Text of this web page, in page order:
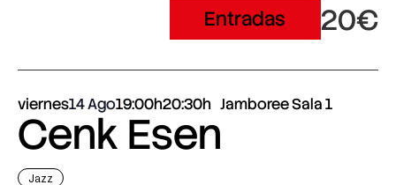
Entradas 20€
viernes14 Ago19:00h20:30h Jamboree Sala 1
Cenk Esen
Jazz